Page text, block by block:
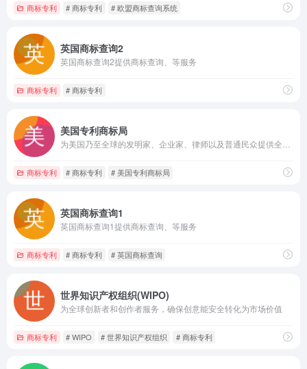
商标专利 # 商标专利 # 欧盟商标查询系统
英国商标查询2
英国商标查询2提供商标查询、等服务
商标专利 # 商标专利
美国专利商标局
商标专利 # 商标专利 # 美国专利商标局
英国商标查询1
英国商标查询1提供商标查询、等服务
商标专利 # 商标专利 # 英国商标查询
世界知识产权组织(WIPO)
为全球创新者和创作者服务，确保创意能安全转化为市场价值
商标专利 # WIPO # 世界知识产权组织 # 商标专利